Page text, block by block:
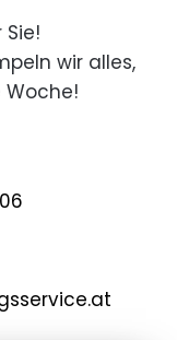
wir alles,
Woche!